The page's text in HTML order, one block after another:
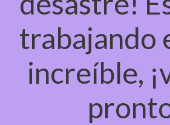
trabajando
increíble,